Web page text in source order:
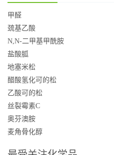
甲醛
巯基乙酸
N,N-二甲基甲酰胺
盐酸胍
地塞米松
醋酸氢化可的松
乙酸可的松
丝裂霉素C
奥芬澳胺
麦角骨化醇